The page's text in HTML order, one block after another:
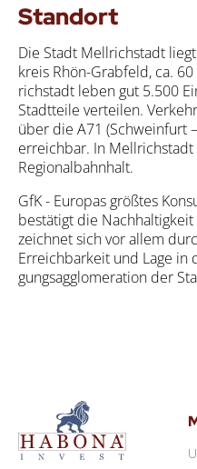
Stand­ort
Die Stadt Mell­rich­stadt
kreis Rhön-Grab­feld, ca.
rich­stadt leben gut 5.500
Stadt­tei­le ver­tei­len.
über die A71 (Schwein­furt
erreich­bar. In
Regio­nal­bahn­halt.
GfK - Euro­pas größ­tes
bestä­tigt die
zeich­net sich vor allem
Erreich­bar­keit und Lage
gungs­ag­glo­me­ra­ti­on der
Habona Invest GmbH